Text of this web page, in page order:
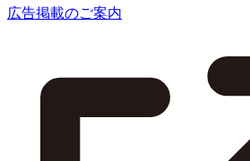
広告掲載のご案内